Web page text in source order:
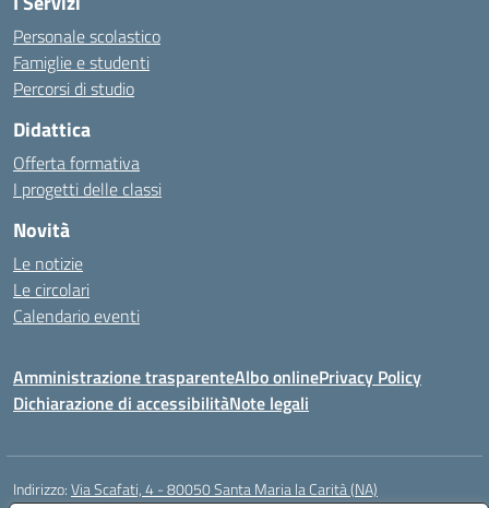
Personale scolastico
Famiglie e studenti
Percorsi di studio
Didattica
Offerta formativa
I progetti delle classi
Novità
Le notizie
Le circolari
Calendario eventi
Amministrazione trasparenteAlbo onlinePrivacy Policy
Dichiarazione di accessibilitàNote legali
Indirizzo:Via Scafati, 4 - 80050 Santa Maria la Carità (NA)